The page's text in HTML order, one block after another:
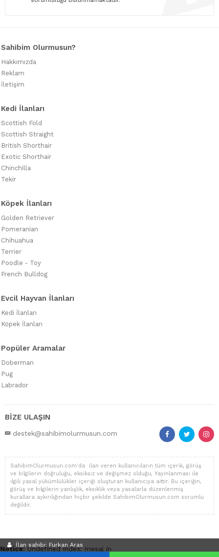
İlan sahibi: Furkan Aras
Sahibim Olurmusun?
Hakkımızda
Reklam
İletişim
Kedi İlanları
Scottish Fold
Scottish Straight
British Shorthair
Exotic Shorthair
Chinchilla
Tekir
Köpek İlanları
Golden Retriever
Pomeranian
Chihuahua
Terrier
Poodle - Toy
French Bulldog
Evcil Hayvan İlanları
Kedi İlanları
Köpek İlanları
Popüler Aramalar
Doberman
Pug
Labrador
BİZE ULAŞIN
destek@sahibimolurmusun.com
SahibimOlurmusun.com'da ilan veren kullanıcıların tüm içerik, görüş
ve bilgilerin doğruluğu, eksiksiz ve değişmez olduğu, Yayınlanması ile
ilgili yasal yükümlülükler içeriği oluşturan kullanıcıya aittir. Bu içeriğin,
görüş ve bilgilerin yanlışlık, eksiklik veya yasalarla düzenlenmiş
kurallara aykırılığından hiçbir şekilde SahibimOlurmusun.com sorumlu
değildir.
Notice: Undefined index: mesaj in